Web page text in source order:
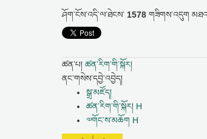
ཤོག་ངོས་འདི་ལ་ཐེངས་ 1578 གཟིགས་འདུག
ཚན་པ། ཚན་རིག་གི་སྐོར།
ནང་གསེས་དབྱེ་འབྱེད།
སྒྲ་མཛོད།
ཚན་རིག་གི་སྐོར། H
༧གོང་ས་མཆོག H